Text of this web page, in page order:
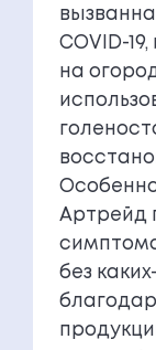
COVID-
на
Особенно
Артрейд
без